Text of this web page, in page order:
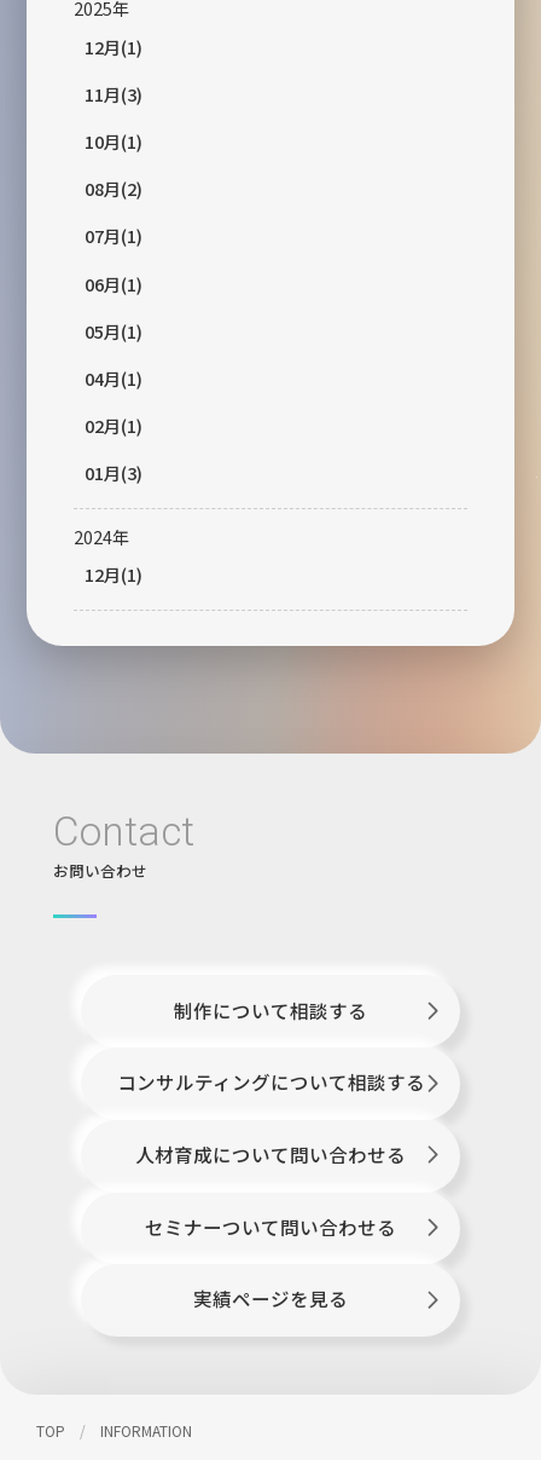
2025年
12月(1)
11月(3)
10月(1)
08月(2)
07月(1)
06月(1)
05月(1)
04月(1)
02月(1)
01月(3)
2024年
12月(1)
Contact
お問い合わせ
制作について相談する
コンサルティングについて相談する
人材育成について問い合わせる
セミナーついて問い合わせる
実績ページを見る
TOP INFORMATION